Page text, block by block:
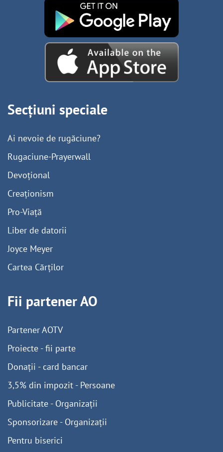
Secțiuni speciale
Ai nevoie de rugăciune?
Rugaciune-Prayerwall
Devoțional
Creaționism
Pro-Viață
Liber de datorii
Joyce Meyer
Cartea Cărților
Fii partener AO
Partener AOTV
Proiecte - fii parte
Donații - card bancar
3,5% din impozit - Persoane
Publicitate - Organizații
Sponsorizare - Organizații
Pentru biserici